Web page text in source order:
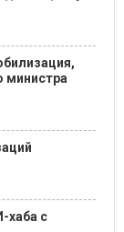
министра
хаба с